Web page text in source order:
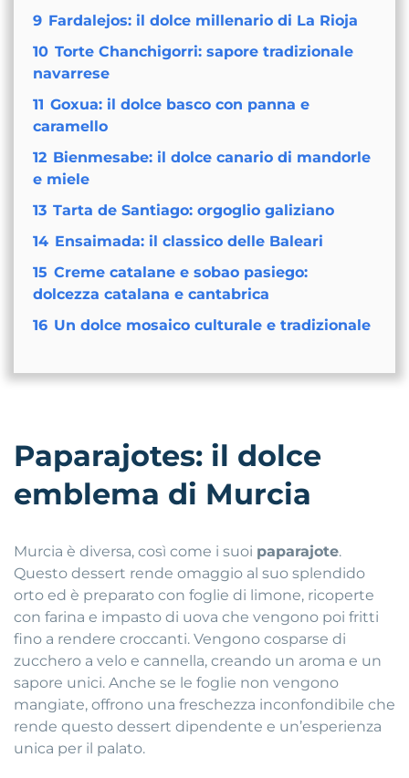
9 Fardalejos: il dolce millenario di La Rioja
10 Torte Chanchigorri: sapore tradizionale
navarrese
11 Goxua: il dolce basco con panna e
caramello
12 Bienmesabe: il dolce canario di mandorle
e miele
13 Tarta de Santiago: orgoglio galiziano
14 Ensaimada: il classico delle Baleari
15 Creme catalane e sobao pasiego:
dolcezza catalana e cantabrica
16 Un dolce mosaico culturale e tradizionale
Paparajotes: il dolce
emblema di Murcia
Murcia è diversa, così come i suoi paparajote.
Questo dessert rende omaggio al suo splendido
orto ed è preparato con foglie di limone, ricoperte
con farina e impasto di uova che vengono poi fritti
fino a rendere croccanti. Vengono cosparse di
zucchero a velo e cannella, creando un aroma e un
sapore unici. Anche se le foglie non vengono
mangiate, offrono una freschezza inconfondibile che
rende questo dessert dipendente e un’esperienza
unica per il palato.